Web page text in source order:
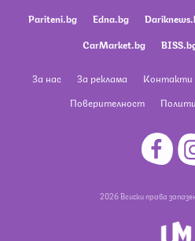
Pariteni.bg
Edna.bg
CarMarket.bg
За нас За реклама Контакти
Поверителност
2026 Всички права